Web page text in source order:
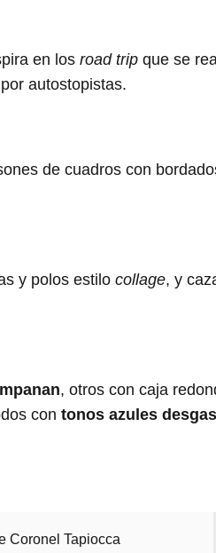
en los road trip que se
autostopistas.
de cuadros con
y polos estilo collage, y
, otros con caja
con tonos azules
Coronel Tapiocca